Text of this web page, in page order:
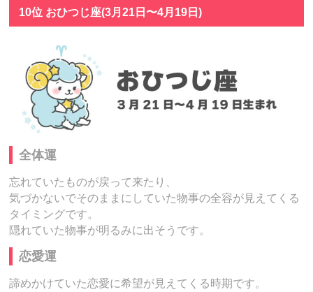
10位 おひつじ座(3月21日〜4月19日)
全体運
忘れていたものが戻って来たり、
気づかないでそのままにしていた物事の全容が見えてくる
タイミングです。
隠れていた物事が明るみに出そうです。
恋愛運
諦めかけていた恋愛に希望が見えてくる時期です。